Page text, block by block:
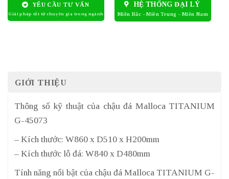
YÊU CẦU TƯ VẤN HỆ THỐNG ĐẠI LÝ
GIỚI THIỆU
Thông số kỹ thuật của chậu đá Malloca TITANIUM
G-45073
– Kích thước: W860 x D510 x H200mm
– Kích thước lỗ đá: W840 x D480mm
Tính năng nổi bật của chậu đá Malloca TITANIUM G-